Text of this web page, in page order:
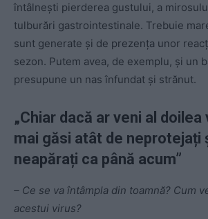
întâlnești pierderea gustului, a
tulburări gastrointestinale. Trebuie
sunt generate și de prezența unor
sezon. Putem avea, de exemplu, și un
presupune un nas înfundat și strănut.
„Chiar dacă ar veni al doilea
mai găsi atât de neprotejați
neapărați ca până acum”
– Ce se va întâmpla din toamnă? Cum
acestui virus?